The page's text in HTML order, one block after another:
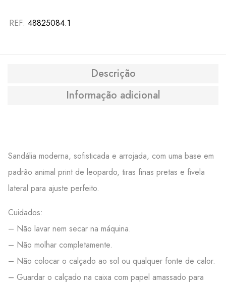
REF: 48825084.1
Descrição
Informação adicional
Sandália moderna, sofisticada e arrojada, com uma base em
padrão animal print de leopardo, tiras finas pretas e fivela
lateral para ajuste perfeito.
Cuidados:
– Não lavar nem secar na máquina.
– Não molhar completamente.
– Não colocar o calçado ao sol ou qualquer fonte de calor.
– Guardar o calçado na caixa com papel amassado para